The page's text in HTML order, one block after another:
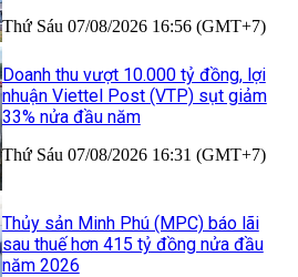
Thứ Sáu 07/08/2026 16:56 (GMT+7)
Doanh thu vượt 10.000 tỷ đồng, lợi
nhuận Viettel Post (VTP) sụt giảm
33% nửa đầu năm
Thứ Sáu 07/08/2026 16:31 (GMT+7)
Thủy sản Minh Phú (MPC) báo lãi
sau thuế hơn 415 tỷ đồng nửa đầu
năm 2026